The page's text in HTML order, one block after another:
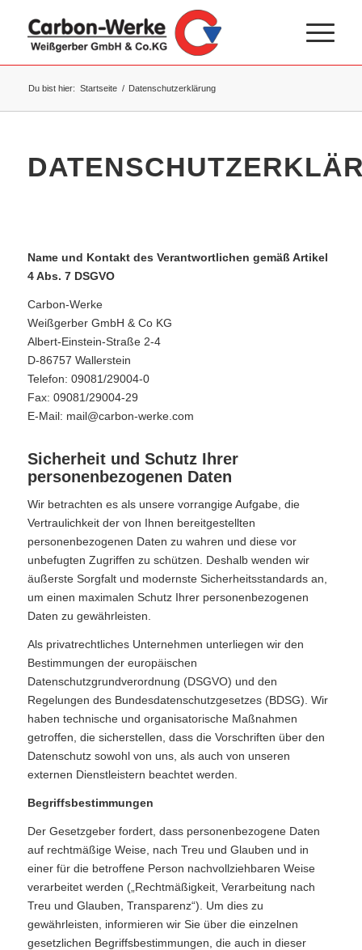
Du bist hier: Startseite / Datenschutzerklärung
Name und Kontakt des Verantwortlichen gemäß Artikel
4 Abs. 7 DSGVO
Carbon-Werke
Weißgerber GmbH & Co KG
Albert-Einstein-Straße 2-4
D-86757 Wallerstein
Telefon: 09081/29004-0
Fax: 09081/29004-29
E-Mail: mail@carbon-werke.com
Sicherheit und Schutz Ihrer
personenbezogenen Daten
Wir betrachten es als unsere vorrangige Aufgabe, die
Vertraulichkeit der von Ihnen bereitgestellten
personenbezogenen Daten zu wahren und diese vor
unbefugten Zugriffen zu schützen. Deshalb wenden wir
äußerste Sorgfalt und modernste Sicherheitsstandards an,
um einen maximalen Schutz Ihrer personenbezogenen
Daten zu gewährleisten.
Als privatrechtliches Unternehmen unterliegen wir den
Bestimmungen der europäischen
Datenschutzgrundverordnung (DSGVO) und den
Regelungen des Bundesdatenschutzgesetzes (BDSG). Wir
haben technische und organisatorische Maßnahmen
getroffen, die sicherstellen, dass die Vorschriften über den
Datenschutz sowohl von uns, als auch von unseren
externen Dienstleistern beachtet werden.
Begriffsbestimmungen
Der Gesetzgeber fordert, dass personenbezogene Daten
auf rechtmäßige Weise, nach Treu und Glauben und in
einer für die betroffene Person nachvollziehbaren Weise
verarbeitet werden („Rechtmäßigkeit, Verarbeitung nach
Treu und Glauben, Transparenz“). Um dies zu
gewährleisten, informieren wir Sie über die einzelnen
gesetzlichen Begriffsbestimmungen, die auch in dieser